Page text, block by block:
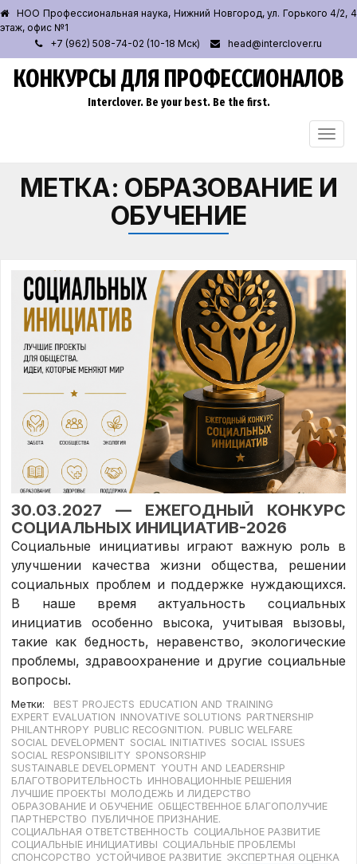
НОО Профессиональная наука, Нижний Новгород, ул. Горького 4/2, 4
этаж, офис №1
+7 (962) 508-74-02 (10-18 Мск)
head@interclover.ru
КОНКУРСЫ ДЛЯ ПРОФЕССИОНАЛОВ
Interclover. Be your best. Be the first.
МЕТКА: ОБРАЗОВАНИЕ И
ОБУЧЕНИЕ
30.03.2027 — ЕЖЕГОДНЫЙ КОНКУРС
СОЦИАЛЬНЫХ ИНИЦИАТИВ-2026
Социальные инициативы играют важную роль в
улучшении качества жизни общества, решении
социальных проблем и поддержке нуждающихся.
В наше время актуальность социальных
инициатив особенно высока, учитывая вызовы,
такие как бедность, неравенство, экологические
проблемы, здравоохранение и другие социальные
вопросы.
Метки: BEST PROJECTS EDUCATION AND TRAINING
EXPERT EVALUATION INNOVATIVE SOLUTIONS PARTNERSHIP
PHILANTHROPY PUBLIC RECOGNITION. PUBLIC WELFARE
SOCIAL DEVELOPMENT SOCIAL INITIATIVES SOCIAL ISSUES
SOCIAL RESPONSIBILITY SPONSORSHIP
SUSTAINABLE DEVELOPMENT YOUTH AND LEADERSHIP
БЛАГОТВОРИТЕЛЬНОСТЬ ИННОВАЦИОННЫЕ РЕШЕНИЯ
ЛУЧШИЕ ПРОЕКТЫ МОЛОДЕЖЬ И ЛИДЕРСТВО
ОБРАЗОВАНИЕ И ОБУЧЕНИЕ ОБЩЕСТВЕННОЕ БЛАГОПОЛУЧИЕ
ПАРТНЕРСТВО ПУБЛИЧНОЕ ПРИЗНАНИЕ.
СОЦИАЛЬНАЯ ОТВЕТСТВЕННОСТЬ СОЦИАЛЬНОЕ РАЗВИТИЕ
СОЦИАЛЬНЫЕ ИНИЦИАТИВЫ СОЦИАЛЬНЫЕ ПРОБЛЕМЫ
СПОНСОРСТВО УСТОЙЧИВОЕ РАЗВИТИЕ ЭКСПЕРТНАЯ ОЦЕНКА